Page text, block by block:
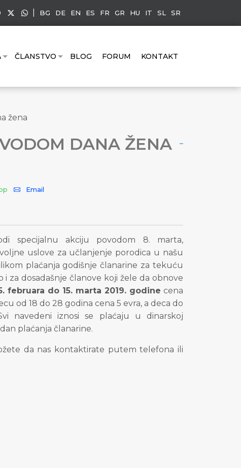
BG DE EN ES FR GR HU IT SL SR
ČLANSTVO BLOG FORUM KONTAKT
žena
DANA ŽENA
Email
specijalnu akciju povodom 8. marta,
uslove za učlanjenje porodica u našu
plaćanja godišnje članarine za tekuću
za dosadašnje članove koji žele da obnove
februara do 15. marta 2019. godine cena
od 18 do 28 godina cena 5 evra, a deca do
navedeni iznosi se plaćaju u dinarskoj
plaćanja članarine.
da nas kontaktirate putem telefona ili